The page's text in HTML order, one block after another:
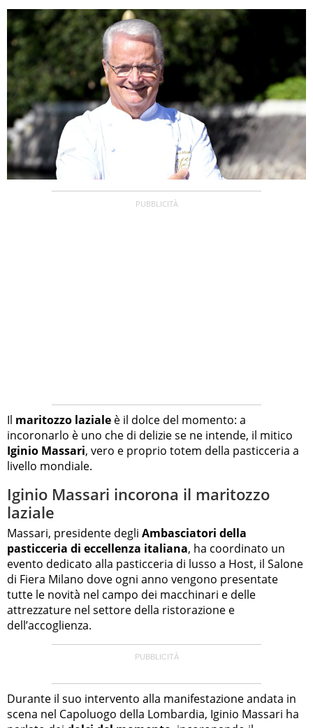
Il maritozzo laziale è il dolce del momento: a
incoronarlo è uno che di delizie se ne intende, il mitico
Iginio Massari, vero e proprio totem della pasticceria a
livello mondiale.
Iginio Massari incorona il maritozzo
laziale
Massari, presidente degli Ambasciatori della
pasticceria di eccellenza italiana, ha coordinato un
evento dedicato alla pasticceria di lusso a Host, il Salone
di Fiera Milano dove ogni anno vengono presentate
tutte le novità nel campo dei macchinari e delle
attrezzature nel settore della ristorazione e
dell’accoglienza.
Durante il suo intervento alla manifestazione andata in
scena nel Capoluogo della Lombardia, Iginio Massari ha